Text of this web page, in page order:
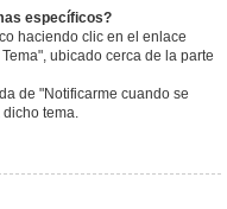
específicos?
haciendo clic en el enlace
ubicado cerca de la parte
de "Notificarme cuando se
tema.